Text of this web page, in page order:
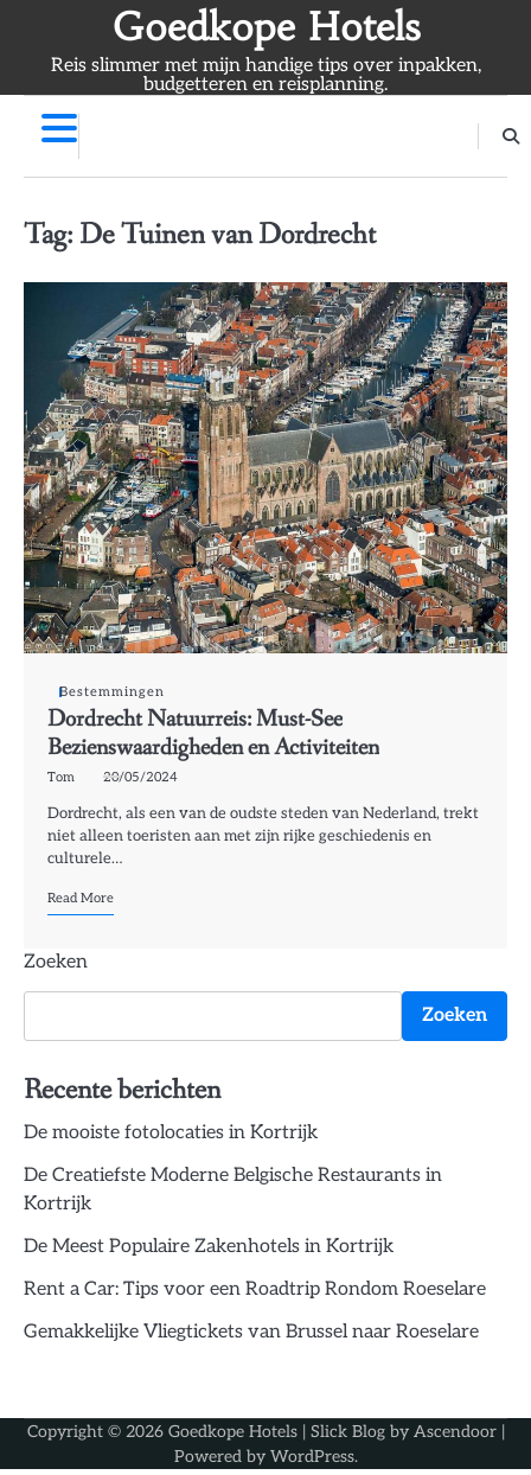
content
Goedkope Hotels
Reis slimmer met mijn handige tips over inpakken,
budgetteren en reisplanning.
Tag: De Tuinen van Dordrecht
Bestemmingen
Dordrecht Natuurreis: Must-See
Bezienswaardigheden en Activiteiten
Tom 20/05/2024
Dordrecht, als een van de oudste steden van Nederland, trekt
niet alleen toeristen aan met zijn rijke geschiedenis en
culturele…
Read More
Zoeken
Zoeken
Recente berichten
De mooiste fotolocaties in Kortrijk
De Creatiefste Moderne Belgische Restaurants in
Kortrijk
De Meest Populaire Zakenhotels in Kortrijk
Rent a Car: Tips voor een Roadtrip Rondom Roeselare
Gemakkelijke Vliegtickets van Brussel naar Roeselare
Copyright © 2026 Goedkope Hotels| Slick Blog by Ascendoor|
Powered by WordPress.